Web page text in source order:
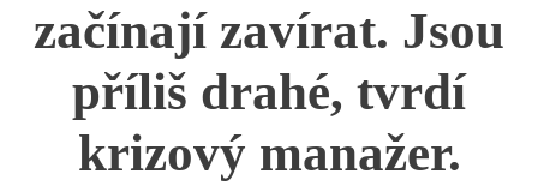
začínají zavírat. Jsou
příliš drahé, tvrdí
krizový manažer.